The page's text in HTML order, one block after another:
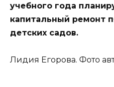
учебного года
капитальный ремонт
детских садов.
Лидия Егорова. Фото